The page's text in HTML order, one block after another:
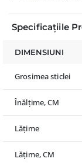
Specificațiile
DIMENSIUNI
Grosimea sticlei
Înălțime, CM
Lățime
Lățime, CM